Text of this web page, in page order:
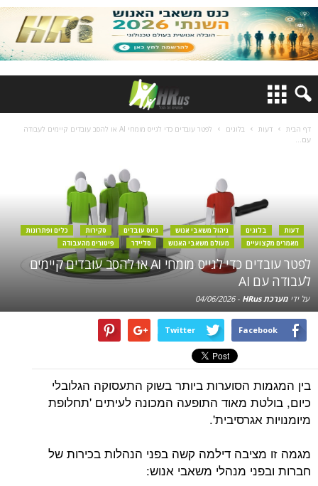
דף הבית דעות בלוגים
לפטר עובדים כדי לגייס מומחי AI או להסב עובדים קיימים לעבודה
עם...
דעות בלוגים ניהול משאבי אנוש גיוס עובדים סקירות
כלים ופתרונות
מאמרים מקצועיים
מעולם משאבי האנוש סליידר פיטורים מהעבודה
לפטר עובדים כדי לגייס מומחי AI או להסב עובדים קיימים
לעבודה עם AI
על ידי מערכת HRus -
04/06/2026
Facebook
Twitter
בין המגמות הסוערות ביותר בשוק התעסוקה הגלובלי
כיום, בולטת מאוד התופעה המכונה לעיתים 'תחלופת
מיומנויות אגרסיבית'.
מגמה זו מציבה דילמה קשה בפני הנהלות בכירות של
חברות ובפני מנהלי משאבי אנוש: